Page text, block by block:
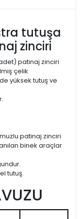
tutuşa
zinciri
patinaj zinciri
çelik
yüksek tutuş ve
patinaj zinciri
binek araçlar
tutuş.